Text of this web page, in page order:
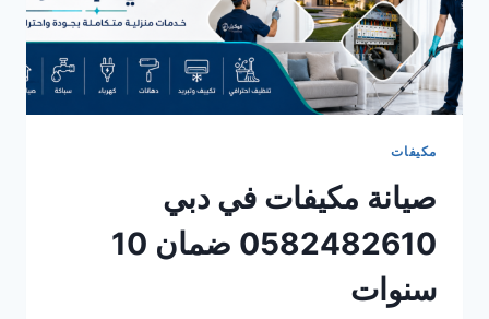
مكيفات
صيانة مكيفات في دبي
0582482610 ضمان 10
سنوات